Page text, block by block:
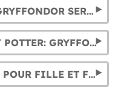
CRAVATES HARRY POTTER: GRYFFONDOR SERPENTARD, POUFSOUFFLE ET SERDAIGLE
TUNIQUES ET CAPES HARRY POTTER: GRYFFONDOR SERPENTARD, SERDAIGLE ET POUFSOUFFLE
DÉGUISEMENTS HERMIONE POUR FILLE ET FEMME